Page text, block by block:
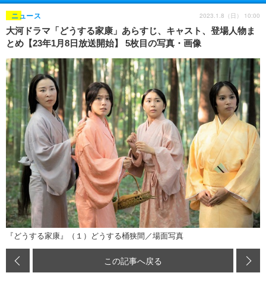
ゲーム グッズ
海外イベント ビジネス
俳優・タレント アーティスト
ビジネス
アニメ 実写
書評 イベント
ゲーム 座談会
動画
アニメ 映画/ドラマ
アニメ！アニメ！TV ABEMA Cafe
連載・コラム
大河ドラマ「どうする家康」あらすじ、キャスト、登場人物ま
とめ【23年1月8日放送開始】 5枚目の写真・画像
ニュース 2023.1.8（日） 10:00
『どうする家康』（１）どうする桶狭間／場面写真
この記事へ戻る